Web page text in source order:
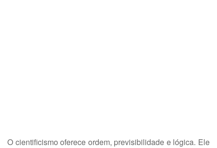
O cientificismo oferece ordem, previsibilidade e lógica. Ele